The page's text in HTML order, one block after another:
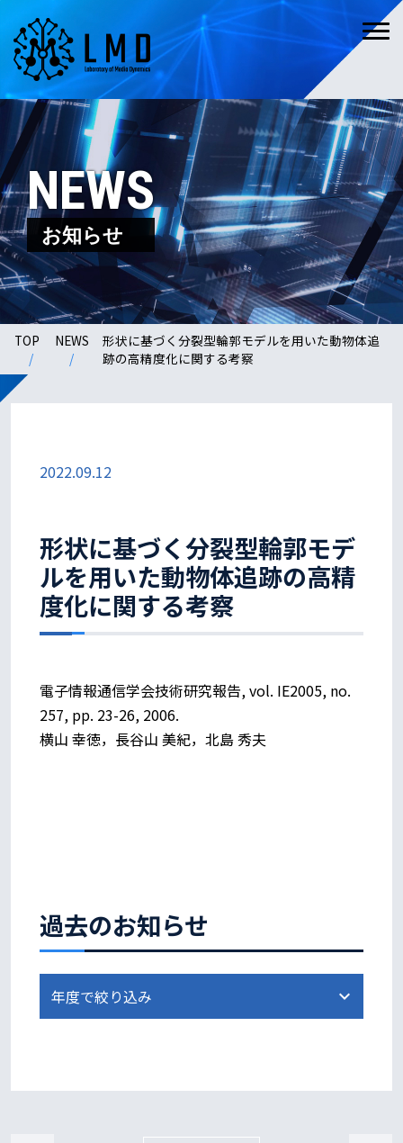
NEWS
お知らせ
TOP NEWS
形状に基づく分裂型輪郭モデルを用いた動物体追
跡の高精度化に関する考察
過去のお知らせ
2022.09.12
形状に基づく分裂型輪郭モデ
ルを用いた動物体追跡の高精
度化に関する考察
電子情報通信学会技術研究報告, vol. IE2005, no.
257, pp. 23-26, 2006.
横山 幸徳，長谷山 美紀，北島 秀夫